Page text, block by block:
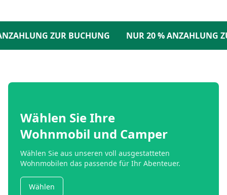
ZUR BUCHUNG NUR 20 % ANZAHLUNG ZUR
Wählen Sie Ihre
Wohnmobil und Camper
Wählen Sie aus unseren voll ausgestatteten
Wohnmobilen das passende für Ihr Abenteuer.
Wählen